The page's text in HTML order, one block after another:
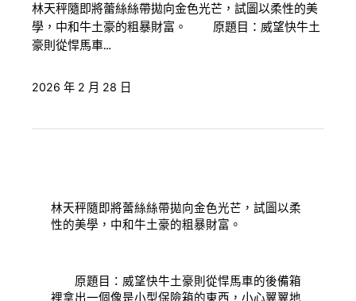
林天秤隨即將蕾絲絲帶拋向金色光芒，試圖以柔性的美
學，中和牛土豪的粗暴財富。 原題目：威望快牛土
豪則從悍馬車…
2026 年 2 月 28 日
林天秤隨即將蕾絲絲帶拋向金色光芒，試圖以柔
性的美學，中和牛土豪的粗暴財富。
原題目：威望快牛土豪則從悍馬車的後備箱
裡拿出一個像是小型保險箱的東西，小心翼翼地